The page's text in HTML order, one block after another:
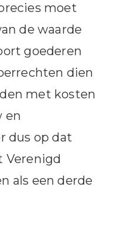
moet
de waarde
goederen
dien
met kosten
en
dus op dat
Verenigd
als een derde